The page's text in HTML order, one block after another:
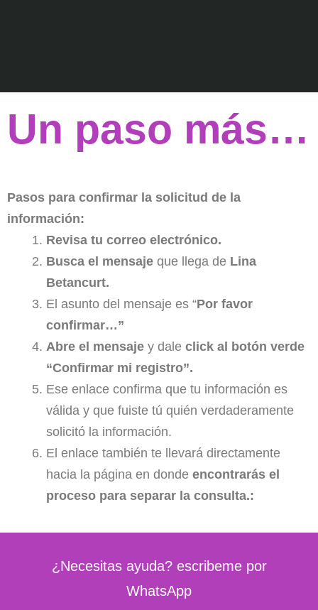
Un paso más…
Pasos para confirmar la solicitud de la
información:
Revisa tu correo electrónico.
Busca el mensajeque llega de Lina
Betancurt.
El asunto del mensaje es “Por favor
confirmar…”
Abre el mensajey dale click al botón verde
“Confirmar mi registro”.
Ese enlace confirma que tu información es
válida y que fuiste tú quién verdaderamente
solicitó la información.
El enlace también te llevará directamente
hacia la página en donde encontrarás el
proceso para separar la consulta.:
¿Necesitas ayuda? escribeme por
WhatsApp